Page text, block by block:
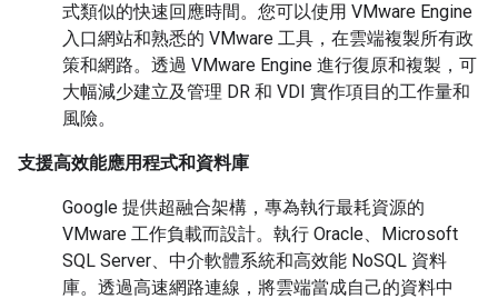
式類似的快速回應時間。您可以使用 VMware Engine
入口網站和熟悉的 VMware 工具，在雲端複製所有政
策和網路。透過 VMware Engine 進行復原和複製，可
大幅減少建立及管理 DR 和 VDI 實作項目的工作量和
風險。
支援高效能應用程式和資料庫
Google 提供超融合架構，專為執行最耗資源的
VMware 工作負載而設計。執行 Oracle、Microsoft
SQL Server、中介軟體系統和高效能 NoSQL 資料
庫。透過高速網路連線，將雲端當成自己的資料中